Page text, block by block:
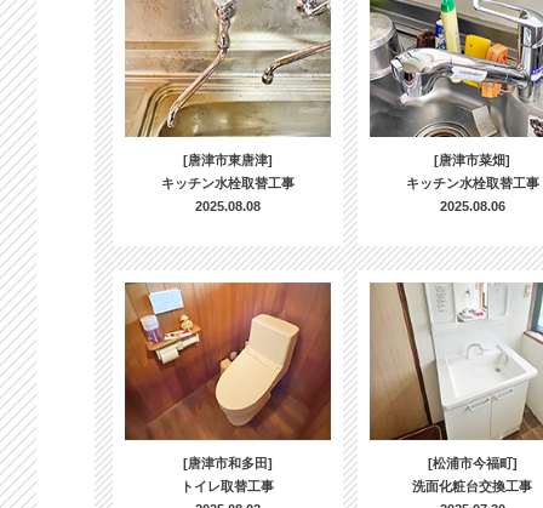
[唐津市東唐津]
キッチン水栓取替工事
2025.08.08
[唐津市菜畑]
キッチン水栓取替工事
2025.08.06
[唐津市和多田]
トイレ取替工事
[松浦市今福町]
洗面化粧台交換工事